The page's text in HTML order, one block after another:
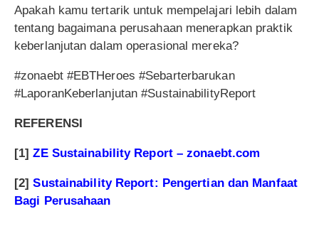
Apakah kamu tertarik untuk mempelajari lebih dalam
tentang bagaimana perusahaan menerapkan praktik
keberlanjutan dalam operasional mereka?
#zonaebt #EBTHeroes #Sebarterbarukan
#LaporanKeberlanjutan #SustainabilityReport
REFERENSI
[1]ZE Sustainability Report – zonaebt.com
[2]Sustainability Report: Pengertian dan Manfaat
Bagi Perusahaan